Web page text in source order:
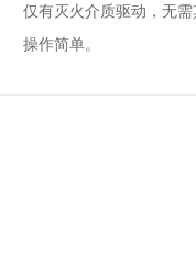
仅有灭火介质驱动，无
操作简单。